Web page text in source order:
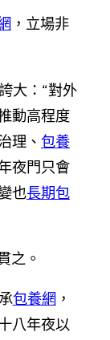
，立場非
大：“對外
動高程度
理、 包養
夜門只會
也長期包
之。
包養網 ，
八年夜以